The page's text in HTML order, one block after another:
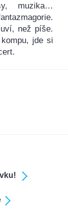
muzika…
než píše.
jde si